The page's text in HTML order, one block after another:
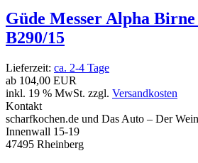
Güde Messer Alpha Birne
B290/15
Lieferzeit: ca. 2-4 Tage
ab 104,00 EUR
inkl. 19 % MwSt. zzgl. Versandkosten
Kontakt
scharfkochen.de und Das Auto – Der Wein
Innenwall 15-19
47495 Rheinberg